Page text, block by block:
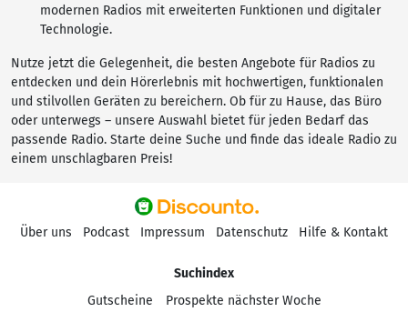
modernen Radios mit erweiterten Funktionen und digitaler
Technologie.
Nutze jetzt die Gelegenheit, die besten Angebote für Radios zu
entdecken und dein Hörerlebnis mit hochwertigen, funktionalen
und stilvollen Geräten zu bereichern. Ob für zu Hause, das Büro
oder unterwegs – unsere Auswahl bietet für jeden Bedarf das
passende Radio. Starte deine Suche und finde das ideale Radio zu
einem unschlagbaren Preis!
Über uns Podcast Impressum Datenschutz Hilfe & Kontakt
Suchindex
Gutscheine
Prospekte nächster Woche